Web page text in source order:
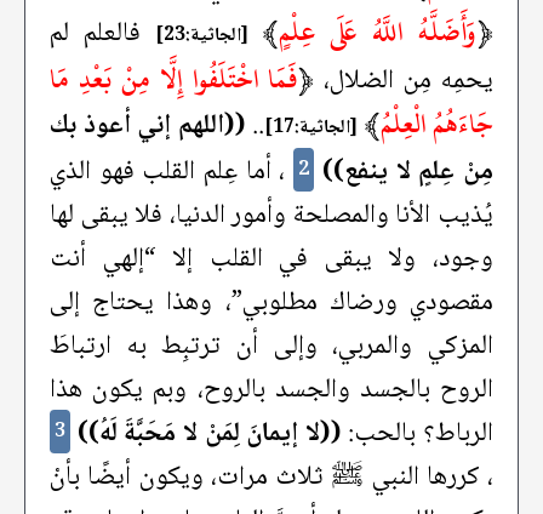
﴿وَأَضَلَّهُ اللَّهُ عَلَى عِلْمٍ﴾ [الجاثية:23]
فالعلم لم
يحمِه مِن الضلال، ﴿فَمَا اخْتَلَفُوا إِلَّا مِنْ بَعْدِ مَا
جَاءَهُمُ الْعِلْمُ﴾ [الجاثية:17] ..((اللهم إني أعوذ بك
مِنْ عِلمٍ لا ينفع)) 2 ، أما عِلم القلب فهو الذي
يُذيب الأنا والمصلحة وأمور الدنيا، فلا يبقى لها
وجود، ولا يبقى في القلب إلا “إلهي أنت
مقصودي ورضاك مطلوبي”، وهذا يحتاج إلى
المزكي والمربي، وإلى أن ترتبِط به ارتباطَ
الروح بالجسد والجسد بالروح، وبم يكون هذا
الرباط؟ بالحب:((لا إيمانَ لِمَنْ لا مَحَبَّةَ لَهُ)) 3
، كررها النبي ﷺ ثلاث مرات، ويكون أيضًا بأنْ